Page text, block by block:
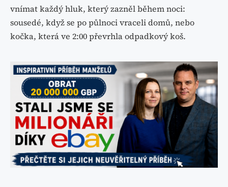
vnímat každý hluk, který zazněl během noci:
sousedé, když se po půlnoci vraceli domů, nebo
kočka, která ve 2:00 převrhla odpadkový koš.